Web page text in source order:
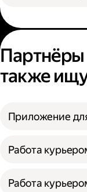
Партнёры
также
Приложение
Работа
Работа